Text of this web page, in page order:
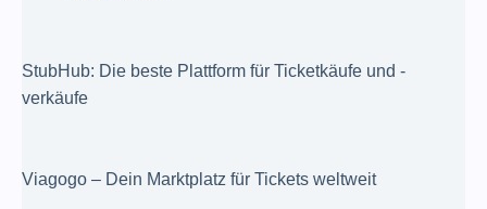
StubHub: Die beste Plattform für Ticketkäufe und -
verkäufe
Viagogo – Dein Marktplatz für Tickets weltweit